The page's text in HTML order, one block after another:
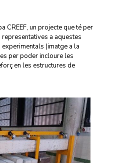
CREEF, un projecte que té per
a aquestes
(imatge a la
per poder incloure les
en les estructures de